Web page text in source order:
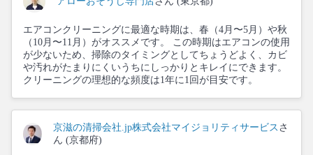
エアコンクリーニングに最適な時期は、春（4月〜5月）や秋
（10月〜11月）がオススメです。 この時期はエアコンの使用
が少ないため、掃除のタイミングとしてちょうどよく、カビ
や汚れがたまりにくいうちにしっかりとキレイにできます。
クリーニングの理想的な頻度は1年に1回が目安です。
京滋の清掃会社.jp株式会社マイジョリティサービス さ
ん (京都府)